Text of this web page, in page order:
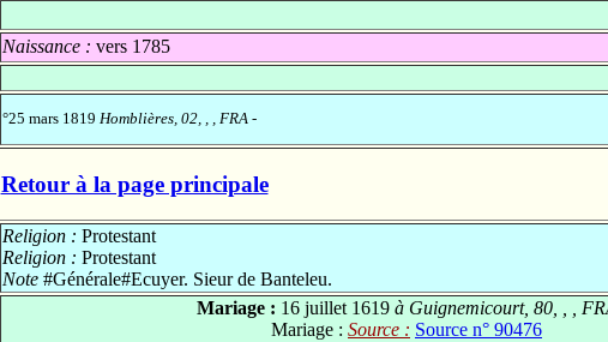
Naissance : vers 1785
°25 mars 1819 Homblières, 02, , , FRA -
Retour à la page principale
Religion : Protestant
Religion : Protestant
Note #Générale#Ecuyer. Sieur de Banteleu.
Mariage : 16 juillet 1619à Guignemicourt, 80, , ,
Mariage : Source : Source n° 90476